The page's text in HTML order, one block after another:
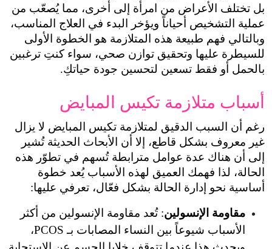
بل تختلف الأعراض من امرأة إلى أخرى، مما يُصعّب من
وبالتالي فهم طبيعة هذه المتلازمة هو الخطوة الأولى
للسيطرة عليها وتحقيق توازن صحي، سواء كنتِ ترغبين
تسعين لتحسين جودة حياتكِ.
تكيس المبايض
رغم أن السبب الدقيق لمتلازمة تكيس المبايض لا يزال
غير معروف بشكل قاطع، إلا أن الأبحاث الحديثة تُشير
إلى أن هناك عدة عوامل مترابطة تُسهم في تطوّر هذه
الحالة، لذا فهمك العميق لهذه الأسباب يُعد خطوة
الحالة بشكل فعّال، تعرفي عليها:
: تُعد مقاومة الإنسولين من أكثر
الأسباب شيوعاً بين النساء المصابات بـ PCOS،